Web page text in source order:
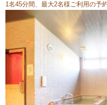
1名45分間、最大2名様ご利用の予